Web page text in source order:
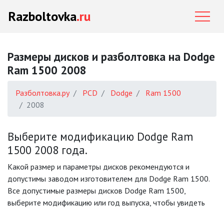
Razboltovka.ru
Размеры дисков и разболтовка на Dodge
Ram 1500 2008
Разболтовка.ру PCD Dodge
Ram 1500
2008
Выберите модификацию Dodge Ram
1500 2008 года.
Какой размер и параметры дисков рекомендуются и
допустимы заводом изготовителем для Dodge Ram 1500.
Все допустимые размеры дисков Dodge Ram 1500,
выберите модификацию или год выпуска, чтобы увидеть